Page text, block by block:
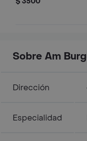
Sobre Am
Dirección
Especialidad